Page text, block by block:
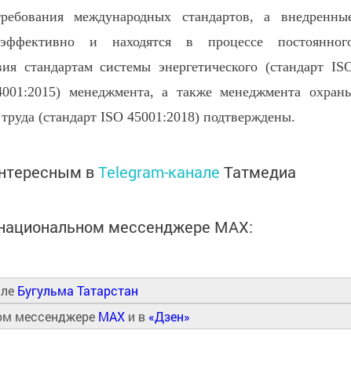
международных стандартов, а
и находятся в процессе
стандартам системы энергетического (стандарт
менеджмента, а также менеджмента
(стандарт ISO 45001:2018) подтверждены.
вTelegram-канале Татмедиа
мессенджере MАХ:
Бугульма Татарстан
мессенджере MAX и в «Дзен»